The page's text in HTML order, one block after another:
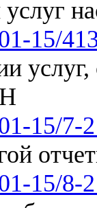
15/
15/7-
15/8-